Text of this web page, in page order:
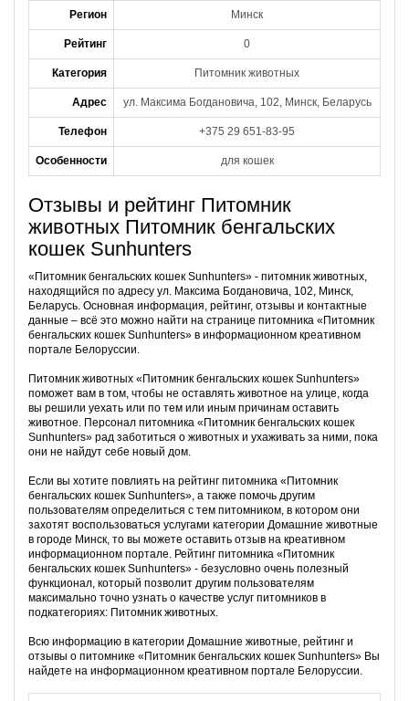
Регион Минск
Рейтинг 0
Категория Питомник животных
Адрес ул. Максима Богдановича, 102, Минск, Беларусь
Телефон +375 29 651-83-95
Особенности для кошек
Отзывы и рейтинг Питомник
животных Питомник бенгальских
кошек Sunhunters
«Питомник бенгальских кошек Sunhunters» - питомник животных,
находящийся по адресу ул. Максима Богдановича, 102, Минск,
Беларусь. Основная информация, рейтинг, отзывы и контактные
данные – всё это можно найти на странице питомника «Питомник
бенгальских кошек Sunhunters» в информационном креативном
портале Белоруссии.
Питомник животных «Питомник бенгальских кошек Sunhunters»
поможет вам в том, чтобы не оставлять животное на улице, когда
вы решили уехать или по тем или иным причинам оставить
животное. Персонал питомника «Питомник бенгальских кошек
Sunhunters» рад заботиться о животных и ухаживать за ними, пока
они не найдут себе новый дом.
Если вы хотите повлиять на рейтинг питомника «Питомник
бенгальских кошек Sunhunters», а также помочь другим
пользователям определиться с тем питомником, в котором они
захотят воспользоваться услугами категории Домашние животные
в городе Минск, то вы можете оставить отзыв на креативном
информационном портале. Рейтинг питомника «Питомник
бенгальских кошек Sunhunters» - безусловно очень полезный
функционал, который позволит другим пользователям
максимально точно узнать о качестве услуг питомников в
подкатегориях: Питомник животных.
Всю информацию в категории Домашние животные, рейтинг и
отзывы о питомнике «Питомник бенгальских кошек Sunhunters» Вы
найдете на информационном креативном портале Белоруссии.